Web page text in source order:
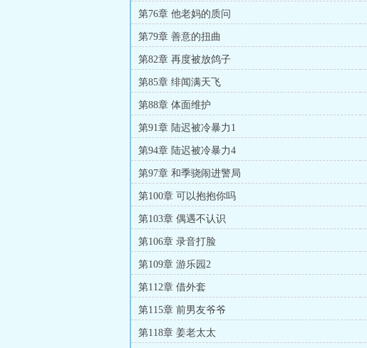
第76章 他老妈的质问
第79章 善意的扭曲
第82章 再度被放鸽子
第85章 绯闻满天飞
第88章 体面维护
第91章 陆迟被冷暴力1
第94章 陆迟被冷暴力4
第97章 和季骁闹进警局
第100章 可以抱抱你吗
第103章 偶遇不认识
第106章 录音打脸
第109章 游乐园2
第112章 借外套
第115章 前男友爷爷
第118章 姜老太太